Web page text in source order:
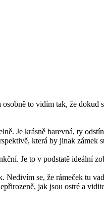
to vidím tak, že
Je krásně barevná, ty
která by jinak zámek
Je to v podstatě ideální
se, že rámeček tu
jak jsou ostré a